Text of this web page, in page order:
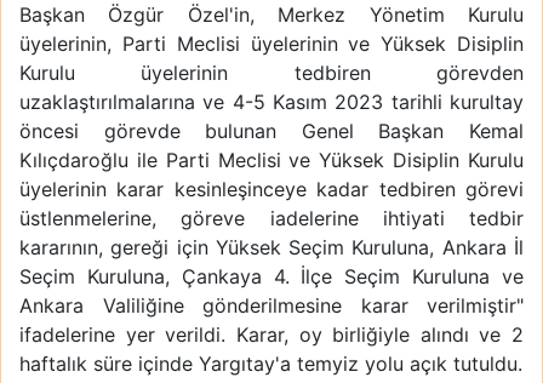
Başkan Özgür Özel'in, Merkez Yönetim Kurulu
üyelerinin, Parti Meclisi üyelerinin ve Yüksek Disiplin
Kurulu üyelerinin tedbiren görevden
uzaklaştırılmalarına ve 4-5 Kasım 2023 tarihli kurultay
öncesi görevde bulunan Genel Başkan Kemal
Kılıçdaroğlu ile Parti Meclisi ve Yüksek Disiplin Kurulu
üyelerinin karar kesinleşinceye kadar tedbiren görevi
üstlenmelerine, göreve iadelerine ihtiyati tedbir
kararının, gereği için Yüksek Seçim Kuruluna, Ankara İl
Seçim Kuruluna, Çankaya 4. İlçe Seçim Kuruluna ve
Ankara Valiliğine gönderilmesine karar verilmiştir"
ifadelerine yer verildi. Karar, oy birliğiyle alındı ve 2
haftalık süre içinde Yargıtay'a temyiz yolu açık tutuldu.